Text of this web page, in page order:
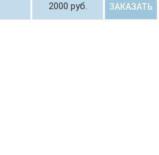
2000 руб. ЗАКАЗАТЬ